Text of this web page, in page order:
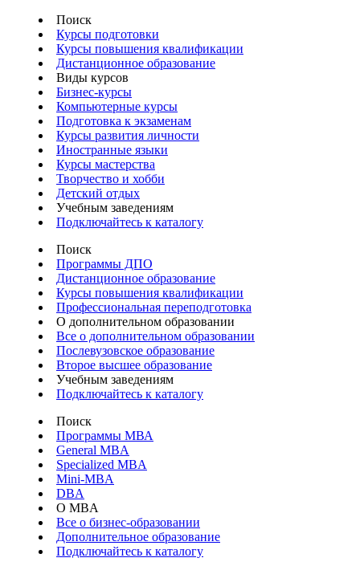
Поиск
Курсы подготовки
Курсы повышения квалификации
Дистанционное образование
Виды курсов
Бизнес-курсы
Компьютерные курсы
Подготовка к экзаменам
Курсы развития личности
Иностранные языки
Курсы мастерства
Творчество и хобби
Детский отдых
Учебным заведениям
Подключайтесь к каталогу
Поиск
Программы ДПО
Дистанционное образование
Курсы повышения квалификации
Профессиональная переподготовка
О дополнительном образовании
Все о дополнительном образовании
Послевузовское образование
Второе высшее образование
Учебным заведениям
Подключайтесь к каталогу
Поиск
Программы МВА
General MBA
Specialized MBA
Mini-MBA
DBA
О MBA
Все о бизнес-образовании
Дополнительное образование
Подключайтесь к каталогу